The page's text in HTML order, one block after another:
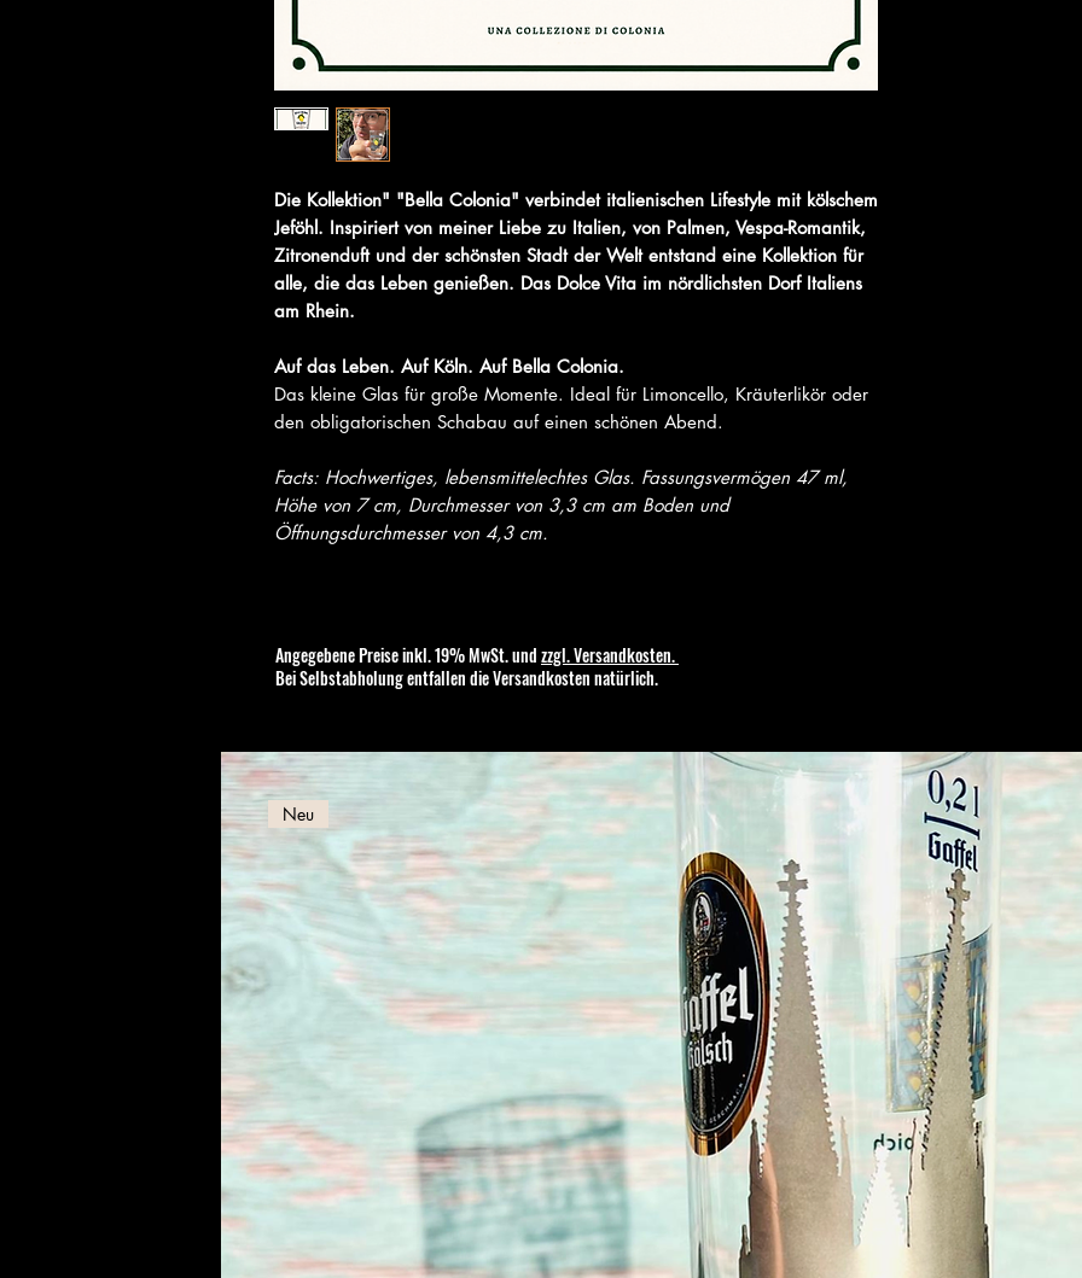
Die Kollektion" "Bella Colonia" verbindet italienischen Lifestyle mit kölschem
Jeföhl. Inspiriert von meiner Liebe zu Italien, von Palmen, Vespa-Romantik,
Zitronenduft und der schönsten Stadt der Welt entstand eine Kollektion für
alle, die das Leben genießen. Das Dolce Vita im nördlichsten Dorf Italiens
am Rhein.
Auf das Leben. Auf Köln. Auf Bella Colonia.
Das kleine Glas für große Momente. Ideal für Limoncello, Kräuterlikör oder
den obligatorischen Schabau auf einen schönen Abend.
Facts: Hochwertiges, lebensmittelechtes Glas. Fassungsvermögen 47 ml,
Höhe von 7 cm, Durchmesser von 3,3 cm am Boden und
Öffnungsdurchmesser von 4,3 cm.
Angegebene Preise inkl. 19% MwSt. undzzgl. Versandkosten.
Bei Selbstabholung entfallen die Versandkosten natürlich.
Neu